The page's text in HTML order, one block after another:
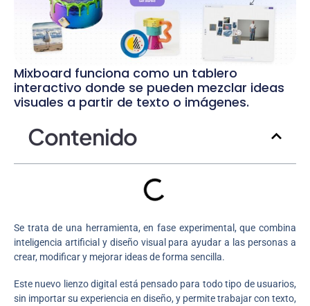
Mixboard funciona como un tablero
interactivo donde se pueden mezclar ideas
visuales a partir de texto o imágenes.
Contenido
Se trata de una herramienta, en fase experimental, que combina
inteligencia artificial y diseño visual para ayudar a las personas a
crear, modificar y mejorar ideas de forma sencilla.
Este nuevo lienzo digital está pensado para todo tipo de usuarios,
sin importar su experiencia en diseño, y permite trabajar con texto,